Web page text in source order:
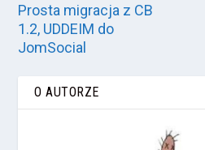
Prosta migracja z CB
1.2, UDDEIM do
JomSocial
O AUTORZE